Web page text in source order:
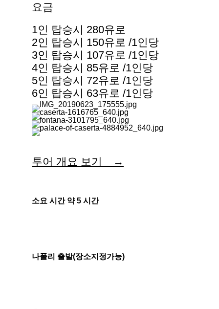
요금
1인 탑승시 280유로
2인 탑승시 150유로 /1인당
3인 탑승시 107유로 /1인당
4인 탑승시 85유로 /1인당
5인 탑승시 72유로 /1인당
6인 탑승시 63유로 /1인당
투어 개요 보기 →
소요 시간 약 5 시간
나폴리 출발(장소지정가능)